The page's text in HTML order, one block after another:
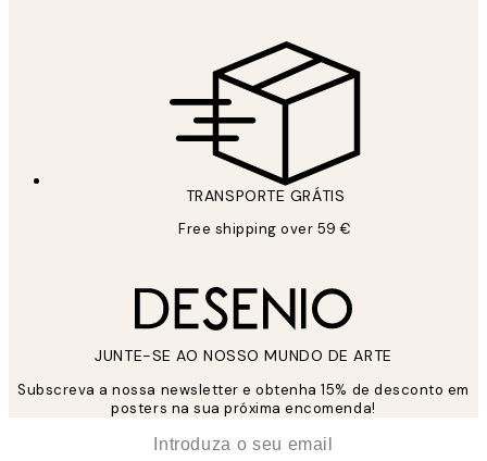
TRANSPORTE GRÁTIS
Free shipping over 59 €
JUNTE-SE AO NOSSO MUNDO DE ARTE
Subscreva a nossa newsletter e obtenha 15% de desconto em
posters na sua próxima encomenda!